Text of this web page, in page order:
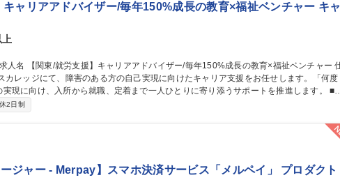
キャリアアドバイザー/毎年150%成長の教育×福祉ベンチャー キャ
カレッジにて、障害のある方の自己実現に向けたキャリア支援をお任せします。「何度
現に向け、入所から就職、定着まで一人ひとりに寄り添うサポートを推進します。 ■入
の初回面談を実施。悩みや不安を紐解き、KBCで変われる道筋を提示。 ■キャリア支援：
のマネジメントに加え、AI活用等の仕組み化、新規サービス立案等の事業企画に参画可
長できる環境です。 募集職種 【関東/就労支援】キャリアアドバイザ
福祉ベンチャー
2日制
ージャー - Merpay】スマホ決済サービス「メルペイ」 プロダクト